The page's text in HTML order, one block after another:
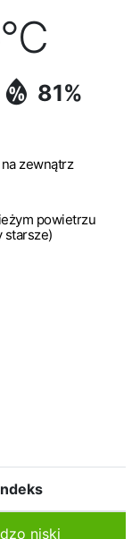
°C
81%
zewnątrz
powietrzu
starsze)
niski